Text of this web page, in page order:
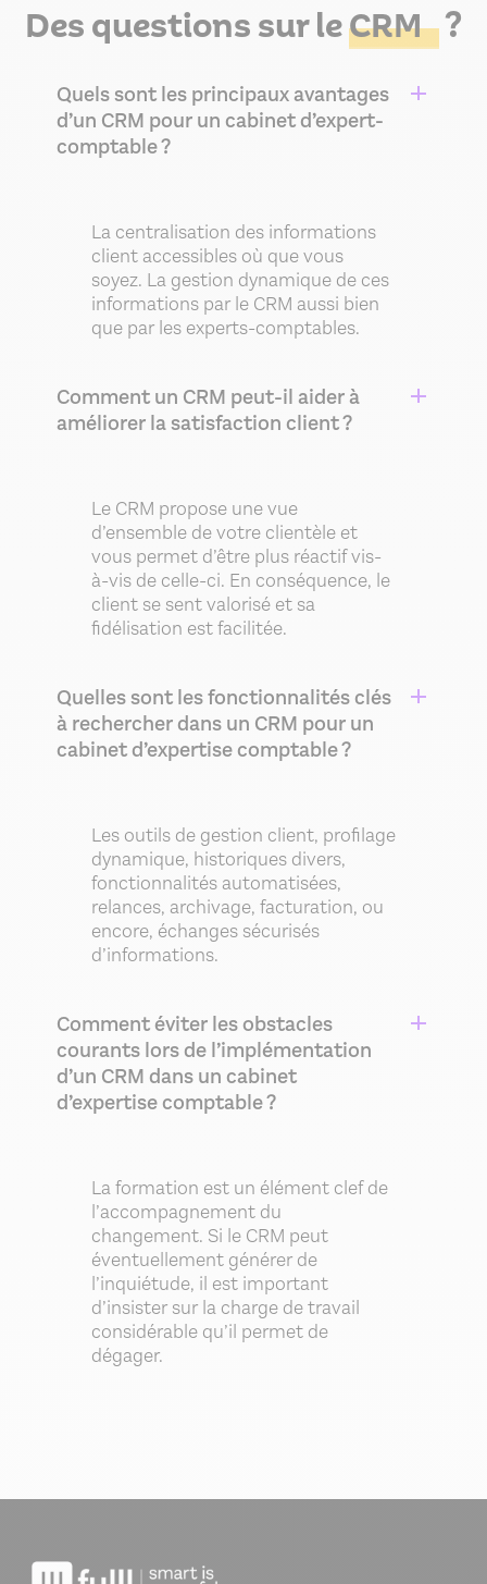
Des questions sur leCRM ?
Quels sont les principaux avantages
d’un CRM pour un cabinet d’expert-
comptable ?
La centralisation des informations
client accessibles où que vous
soyez. La gestion dynamique de ces
informations par le CRM aussi bien
que par les experts-comptables.
Comment un CRM peut-il aider à
améliorer la satisfaction client ?
Le CRM propose une vue
d’ensemble de votre clientèle et
vous permet d’être plus réactif vis-
à-vis de celle-ci. En conséquence, le
client se sent valorisé et sa
fidélisation est facilitée.
Quelles sont les fonctionnalités clés
à rechercher dans un CRM pour un
cabinet d’expertise comptable ?
Les outils de gestion client, profilage
dynamique, historiques divers,
fonctionnalités automatisées,
relances, archivage, facturation, ou
encore, échanges sécurisés
d’informations.
Comment éviter les obstacles
courants lors de l’implémentation
d’un CRM dans un cabinet
d’expertise comptable ?
La formation est un élément clef de
l’accompagnement du
changement. Si le CRM peut
éventuellement générer de
l’inquiétude, il est important
d’insister sur la charge de travail
considérable qu’il permet de
dégager.